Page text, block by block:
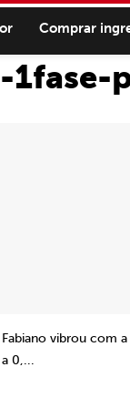
Comprar
vibrou com a
0,...